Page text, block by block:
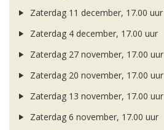
Zaterdag 11 december, 17.00 uur
Zaterdag 4 december, 17.00 uur
Zaterdag 27 november, 17.00 uur
Zaterdag 20 november, 17.00 uur
Zaterdag 13 november, 17.00 uur
Zaterdag 6 november, 17.00 uur